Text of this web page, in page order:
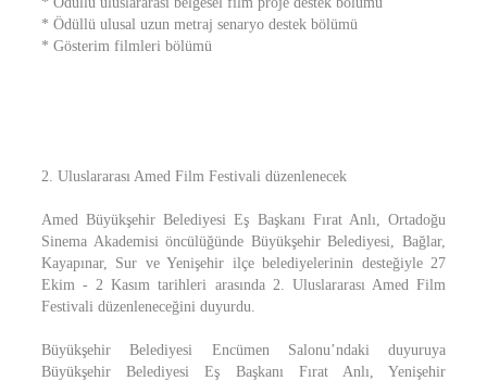
* Ödüllü ulusal uzun metraj senaryo destek bölümü
* Gösterim filmleri bölümü
2. Uluslararası Amed Film Festivali düzenlenecek
Amed Büyükşehir Belediyesi Eş Başkanı Fırat Anlı, Ortadoğu
Sinema Akademisi öncülüğünde Büyükşehir Belediyesi, Bağlar,
Kayapınar, Sur ve Yenişehir ilçe belediyelerinin desteğiyle 27
Ekim - 2 Kasım tarihleri arasında 2. Uluslararası Amed Film
Festivali düzenleneceğini duyurdu.
Büyükşehir Belediyesi Encümen Salonu’ndaki duyuruya
Büyükşehir Belediyesi Eş Başkanı Fırat Anlı, Yenişehir